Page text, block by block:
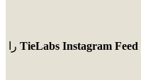
TieLabs Instagram Feed را